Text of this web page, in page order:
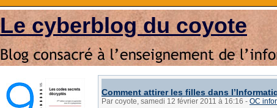
Le cyberblog du coyote
Comment attirer les filles dans
Par coyote, samedi 12 février 2011 à 16:16 - OC